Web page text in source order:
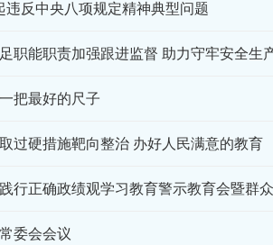
违反中央八项规定精神典型问题
职能职责加强跟进监督 助力守牢安全生
把最好的尺子
过硬措施靶向整治 办好人民满意的教育
委会会议